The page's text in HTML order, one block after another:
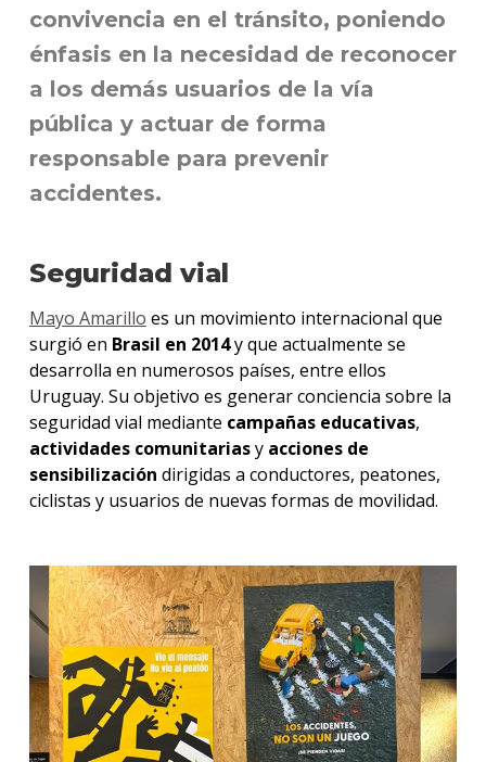
convivencia en el tránsito, poniendo
énfasis en la necesidad de reconocer
a los demás usuarios de la vía
pública y actuar de forma
responsable para prevenir
accidentes.
Seguridad vial
Mayo Amarillo es un movimiento internacional que
surgió en Brasil en 2014y que actualmente se
desarrolla en numerosos países, entre ellos
Uruguay. Su objetivo es generar conciencia sobre la
seguridad vial mediante campañas educativas,
actividades comunitariasy acciones de
sensibilización dirigidas a conductores, peatones,
ciclistas y usuarios de nuevas formas de movilidad.